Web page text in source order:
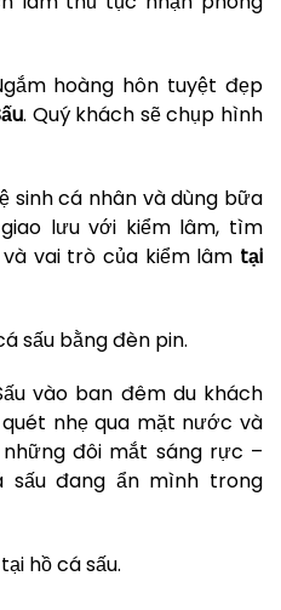
hoàng hôn tuyệt đẹp
. Quý khách sẽ chụp hình
sinh cá nhân và dùng bữa
lưu với kiểm lâm, tìm
vai trò của kiểm lâm tại
sấu bằng đèn pin.
vào ban đêm du khách
nhẹ qua mặt nước và
đôi mắt sáng rực –
sấu đang ẩn mình trong
hồ cá sấu.